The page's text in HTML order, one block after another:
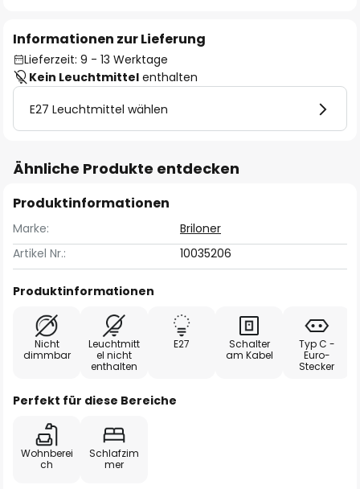
Informationen zur Lieferung
Lieferzeit: 9 - 13 Werktage
Kein Leuchtmittel enthalten
E27 Leuchtmittel wählen
Ähnliche Produkte entdecken
Produktinformationen
Marke:
Briloner
Artikel Nr.:
10035206
Produktinformationen
Nicht
dimmbar
Leuchtmitt
el nicht
enthalten
E27
Schalter
am Kabel
Typ C -
Euro-
Stecker
Perfekt für diese Bereiche
Wohnberei
ch
Schlafzim
mer